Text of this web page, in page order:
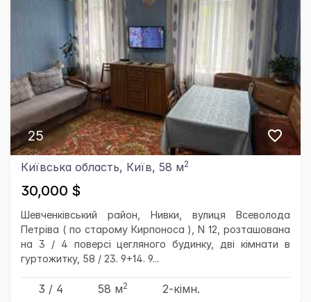
25
Київська область, Київ, 58 м2
30,000 $
Шевченківський район, Нивки, вулиця Всеволода
Петріва ( по старому Кирпоноса ), N 12, розташована
на 3 / 4 поверсі цегляного будинку, дві кімнати в
гуртожитку, 58 / 23. 9+14. 9...
3 / 4 58 м2 2-кімн.